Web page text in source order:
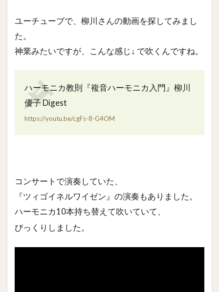
ユーチューブで、柳川さんの動画を探してみまし
た。
神業みたいですが、こんな感じ↓ で吹くんですね。
ハーモニカ教則『複音ハーモニカ入門』柳川
優子 Digest
https://youtu.be/cgFs-8-G4OM
コンサートで演奏していた、
『ツィゴイネルワイゼン』の演奏もありました。
ハーモニカ10本持ち替えて吹いていて、
びっくりしました。